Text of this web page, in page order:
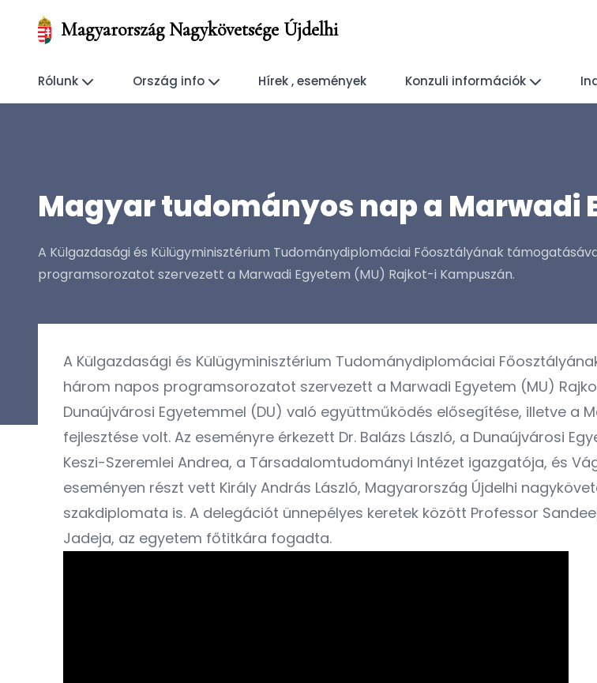
Magyarország Nagykövetsége Újdelhi
Rólunk Ország info Hírek , események Konzuli információk
Magyar tudományos nap a Marwadi
A Külgazdasági és Külügyminisztérium Tudománydiplomáciai Főosztályának
programsorozatot szervezett a Marwadi Egyetem (MU) Rajkot-i Kampuszán.
A Külgazdasági és Külügyminisztérium Tudománydiplomáciai
három napos programsorozatot szervezett a Marwadi Egyetem (MU)
Dunaújvárosi Egyetemmel (DU) való együttműködés elősegítése, illetve a
fejlesztése volt. Az eseményre érkezett Dr. Balázs László, a Dunaújvárosi
Keszi-Szeremlei Andrea, a Társadalomtudományi Intézet igazgatója, és
eseményen részt vett Király András László, Magyarország Újdelhi
szakdiplomata is. A delegációt ünnepélyes keretek között Professor
Jadeja, az egyetem főtitkára fogadta.